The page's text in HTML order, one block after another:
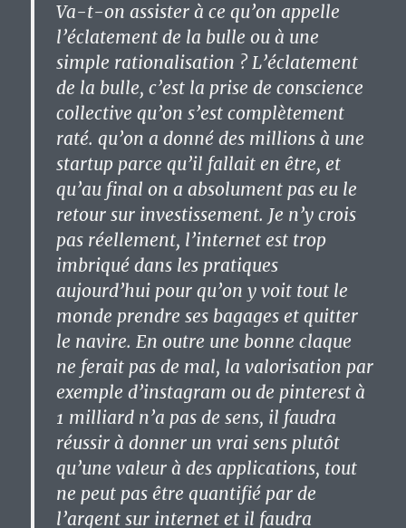
Va-t-on assister à ce qu’on appelle
l’éclatement de la bulle ou à une
simple rationalisation ? L’éclatement
de la bulle, c’est la prise de conscience
collective qu’on s’est complètement
raté. qu’on a donné des millions à une
startup parce qu’il fallait en être, et
qu’au final on a absolument pas eu le
retour sur investissement. Je n’y crois
pas réellement, l’internet est trop
imbriqué dans les pratiques
aujourd’hui pour qu’on y voit tout le
monde prendre ses bagages et quitter
le navire. En outre une bonne claque
ne ferait pas de mal, la valorisation par
exemple d’instagram ou de pinterest à
1 milliard n’a pas de sens, il faudra
réussir à donner un vrai sens plutôt
qu’une valeur à des applications, tout
ne peut pas être quantifié par de
l’argent sur internet et il faudra